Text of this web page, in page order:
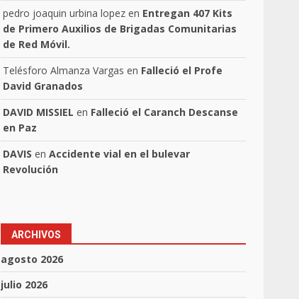
pedro joaquin urbina lopez en Entregan 407 Kits
de Primero Auxilios de Brigadas Comunitarias
de Red Móvil.
Telésforo Almanza Vargas en Falleció el Profe
David Granados
DAVID MISSIEL en Falleció el Caranch Descanse
en Paz
DAVIS enAccidente vial en el bulevar
Revolución
ARCHIVOS
agosto 2026
julio 2026